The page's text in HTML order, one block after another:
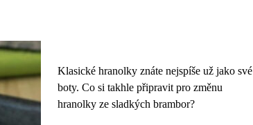
Klasické hranolky znáte nejspíše už jako své
boty. Co si takhle připravit pro změnu
hranolky ze sladkých brambor?